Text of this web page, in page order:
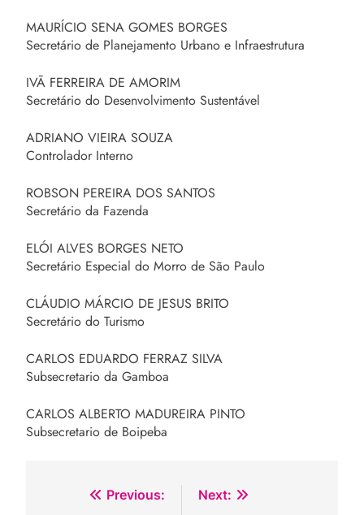
MAURÍCIO SENA GOMES BORGES
Secretário de Planejamento Urbano e Infraestrutura
IVÃ FERREIRA DE AMORIM
Secretário do Desenvolvimento Sustentável
ADRIANO VIEIRA SOUZA
Controlador Interno
ROBSON PEREIRA DOS SANTOS
Secretário da Fazenda
ELÓI ALVES BORGES NETO
Secretário Especial do Morro de São Paulo
CLÁUDIO MÁRCIO DE JESUS BRITO
Secretário do Turismo
CARLOS EDUARDO FERRAZ SILVA
Subsecretario da Gamboa
CARLOS ALBERTO MADUREIRA PINTO
Subsecretario de Boipeba
Navegação
Previous:
Next: